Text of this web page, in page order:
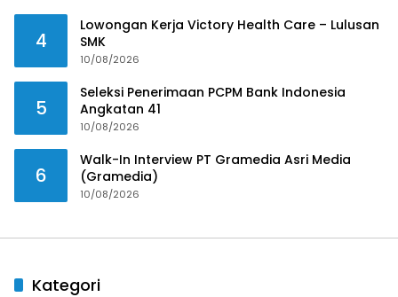
4
Lowongan Kerja Victory Health Care – Lulusan
SMK
10/08/2026
5
Seleksi Penerimaan PCPM Bank Indonesia
Angkatan 41
10/08/2026
6
Walk-In Interview PT Gramedia Asri Media
(Gramedia)
10/08/2026
Kategori